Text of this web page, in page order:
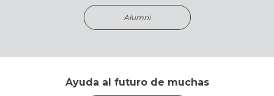
Alumni
Ayuda al futuro de muchas